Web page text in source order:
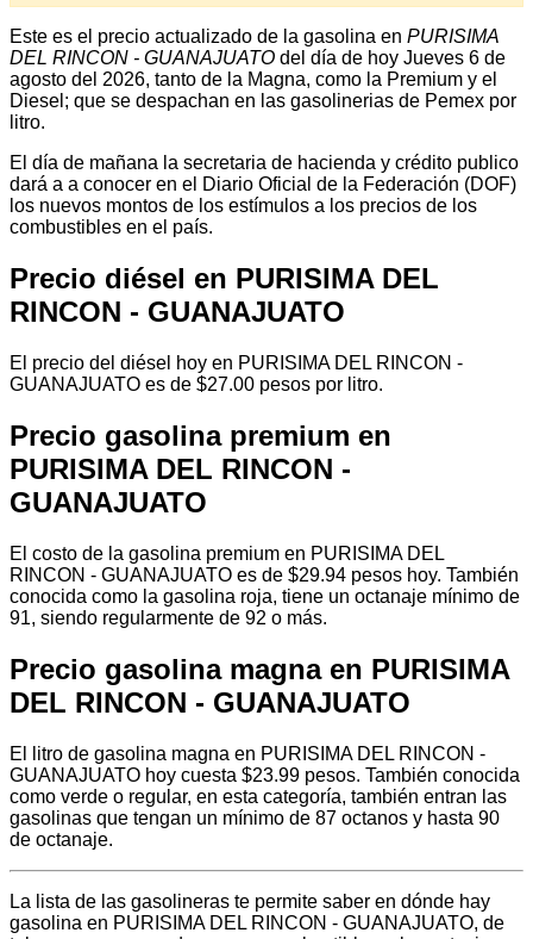
Este es el precio actualizado de la gasolina en PURISIMA
DEL RINCON - GUANAJUATO del día de hoy Jueves 6 de
agosto del 2026, tanto de la Magna, como la Premium y el
Diesel; que se despachan en las gasolinerias de Pemex por
litro.
El día de mañana la secretaria de hacienda y crédito publico
dará a a conocer en el Diario Oficial de la Federación (DOF)
los nuevos montos de los estímulos a los precios de los
combustibles en el país.
Precio diésel en PURISIMA DEL
RINCON - GUANAJUATO
El precio del diésel hoy en PURISIMA DEL RINCON -
GUANAJUATO es de $27.00 pesos por litro.
Precio gasolina premium en
PURISIMA DEL RINCON -
GUANAJUATO
El costo de la gasolina premium en PURISIMA DEL
RINCON - GUANAJUATO es de $29.94 pesos hoy. También
conocida como la gasolina roja, tiene un octanaje mínimo de
91, siendo regularmente de 92 o más.
Precio gasolina magna en PURISIMA
DEL RINCON - GUANAJUATO
El litro de gasolina magna en PURISIMA DEL RINCON -
GUANAJUATO hoy cuesta $23.99 pesos. También conocida
como verde o regular, en esta categoría, también entran las
gasolinas que tengan un mínimo de 87 octanos y hasta 90
de octanaje.
La lista de las gasolineras te permite saber en dónde hay
gasolina en PURISIMA DEL RINCON - GUANAJUATO, de